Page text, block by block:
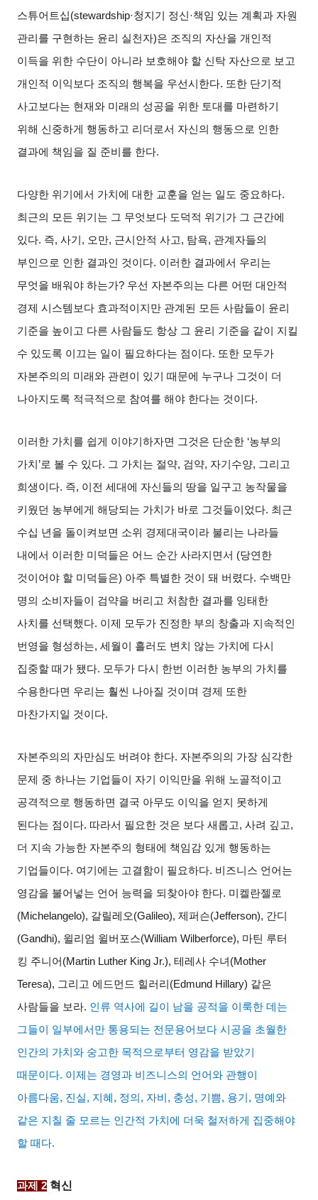
스튜어트십(stewardship·청지기 정신·책임 있는 계획과 자원
관리를 구현하는 윤리 실천자)은 조직의 자산을 개인적
이득을 위한 수단이 아니라 보호해야 할 신탁 자산으로 보고
개인적 이익보다 조직의 행복을 우선시한다. 또한 단기적
사고보다는 현재와 미래의 성공을 위한 토대를 마련하기
위해 신중하게 행동하고 리더로서 자신의 행동으로 인한
결과에 책임을 질 준비를 한다.
다양한 위기에서 가치에 대한 교훈을 얻는 일도 중요하다.
최근의 모든 위기는 그 무엇보다 도덕적 위기가 그 근간에
있다. 즉,사기 , 오만, 근시안적 사고, 탐욕, 관계자들의
부인으로 인한 결과인 것이다. 이러한 결과에서 우리는
무엇을 배워야 하는가? 우선 자본주의는 다른 어떤 대안적
경제 시스템보다 효과적이지만 관계된 모든 사람들이 윤리
기준을 높이고 다른 사람들도 항상 그 윤리 기준을 같이 지킬
수 있도록 이끄는 일이 필요하다는 점이다. 또한 모두가
자본주의의 미래와 관련이 있기 때문에 누구나 그것이 더
나아지도록 적극적으로 참여를 해야 한다는 것이다.
이러한 가치를 쉽게 이야기하자면 그것은 단순한 ‘농부의
가치 ’로 볼 수 있다. 그 가치는 절약, 검약, 자기수양, 그리고
희생이다. 즉, 이전 세대에 자신들의 땅을 일구고 농작물을
키웠던 농부에게 해당되는 가치가 바로 그것들이었다. 최근
수십 년을 돌이켜보면 소위 경제대국이라 불리는 나라들
내에서 이러한 미덕들은 어느 순간 사라지면서 (당연한
것이어야 할 미덕들은) 아주 특별한 것이 돼 버렸다. 수백만
명의 소비자들이 검약을 버리고 처참한 결과를 잉태한
사치를 선택했다. 이제 모두가 진정한 부의 창출과 지속적인
번영을 형성하는,세월이 흘러도 변치 않는 가치에 다시
집중할 때가 됐다. 모두가 다시 한번 이러한 농부의 가치를
수용한다면 우리는 훨씬 나아질 것이며 경제 또한
마찬가지일 것이다.
자본주의의 자만심도 버려야 한다. 자본주의의 가장 심각한
문제 중 하나는 기업들이 자기 이익만을 위해 노골적이고
공격적으로 행동하면 결국 아무도 이익을 얻지 못하게
된다는 점이다. 따라서 필요한 것은 보다 새롭고,사려 깊고,
더 지속 가능한 자본주의 형태에 책임감 있게 행동하는
기업들이다. 여기에는 고결함이 필요하다. 비즈니스 언어는
영감을 불어넣는 언어 능력을 되찾아야 한다. 미켈란젤로
(Michelangelo), 갈릴레오(Galileo),제퍼슨(Jefferson), 간디
(Gandhi), 윌리엄 윌버포스(William Wilberforce), 마틴 루터
킹 주니어 (Martin Luther King Jr.),테레사 수녀 (Mother
Teresa), 그리고 에드먼드 힐러리 (Edmund Hillary) 같은
사람들을 보라. 인류 역사에 길이 남을 공적을 이룩한 데는
그들이 일부에서만 통용되는 전문용어보다 시공을 초월한
인간의 가치와 숭고한 목적으로부터 영감을 받았기
때문이다. 이제는 경영과 비즈니스의 언어와 관행이
아름다움, 진실, 지혜 , 정의 , 자비 , 충성, 기쁨, 용기 , 명예와
같은 지칠 줄 모르는 인간적 가치에 더욱 철저하게 집중해야
할 때다.
과제2 혁신